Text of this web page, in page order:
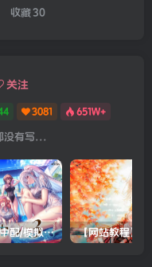
收藏30
关注
3081 651W+
没有写...
【PC游戏/中配/模拟器/双系统直装/机翻】アマカノ３（甜蜜女友3）